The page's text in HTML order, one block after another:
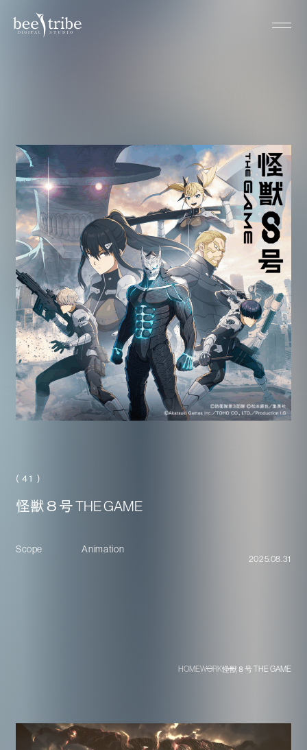
怪獣８号 THE GAME
( 41 )
Scope Animation
2025.08.31
HOMEWORK怪獣８号 THE GAME